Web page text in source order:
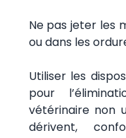
Ne pas jeter les
ou dans les
Utiliser les
pour
vétérinaire non
dérivent,